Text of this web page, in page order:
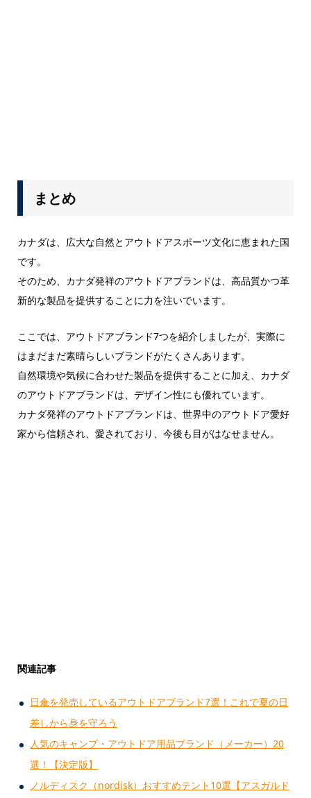
まとめ
カナダは、広大な自然とアウトドアスポーツ文化に恵まれた国
です。
そのため、カナダ発祥のアウトドアブランドは、高品質かつ革
新的な製品を提供することに力を注いでいます。
ここでは、アウトドアブランド7つを紹介しましたが、実際に
はまだまだ素晴らしいブランドがたくさんあります。
自然環境や気候に合わせた製品を提供することに加え、カナダ
のアウトドアブランドは、デザイン性にも優れています。
カナダ発祥のアウトドアブランドは、世界中のアウトドア愛好
家から信頼され、愛されており、今後も目がはなせません。
関連記事
日傘を発売しているアウトドアブランド7選！これで夏の日
差しから身を守ろう
人気のキャンプ・アウトドア用品ブランド（メーカー）20
選！【決定版】
ノルディスク（nordisk）おすすめテント10選【アスガルド